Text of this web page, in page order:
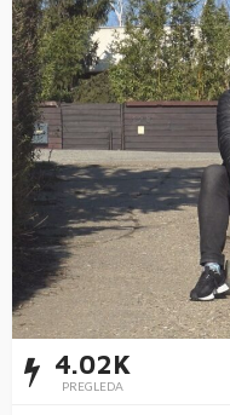
4.02K
PREGLEDA